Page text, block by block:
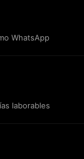
WhatsApp
laborables